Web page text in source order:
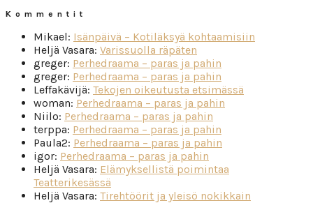
Kommentit
Mikael: Isänpäivä – Kotiläksyä kohtaamisiin
Heljä Vasara: Varissuolla räpäten
greger: Perhedraama – paras ja pahin
greger: Perhedraama – paras ja pahin
Leffakävijä: Tekojen oikeutusta etsimässä
woman: Perhedraama – paras ja pahin
Niilo: Perhedraama – paras ja pahin
terppa: Perhedraama – paras ja pahin
Paula2: Perhedraama – paras ja pahin
igor: Perhedraama – paras ja pahin
Heljä Vasara: Elämyksellistä poimintaa
Teatterikesässä
Heljä Vasara: Tirehtöörit ja yleisö nokikkain